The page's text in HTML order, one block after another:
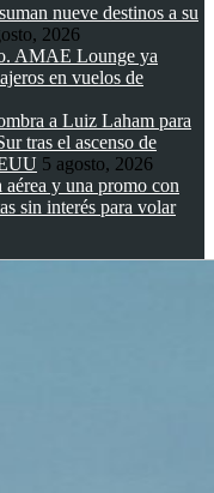
nueve destinos a su
2026
AMAE Lounge ya
en vuelos de
a Luiz Laham para
tras el ascenso de
5 agosto, 2026
y una promo con
sin interés para volar